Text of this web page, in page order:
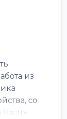
из
со
эту